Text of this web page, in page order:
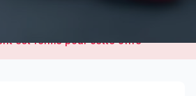
est fermé pour cette offre